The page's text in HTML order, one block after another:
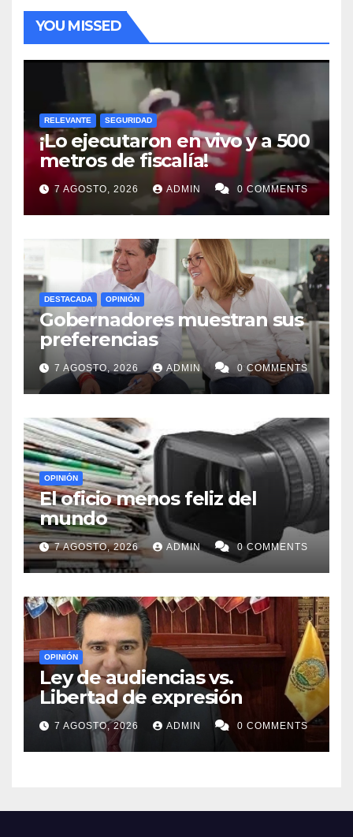
YOU MISSED
RELEVANTE SEGURIDAD
¡Lo ejecutaron en vivo y a 500
metros de fiscalía!
7 AGOSTO, 2026 ADMIN 0 COMMENTS
DESTACADA OPINIÓN
Gobernadores muestran sus
preferencias
7 AGOSTO, 2026 ADMIN 0 COMMENTS
OPINIÓN
El oficio menos feliz del
mundo
7 AGOSTO, 2026 ADMIN 0 COMMENTS
OPINIÓN
Ley de audiencias vs.
Libertad de expresión
7 AGOSTO, 2026 ADMIN 0 COMMENTS